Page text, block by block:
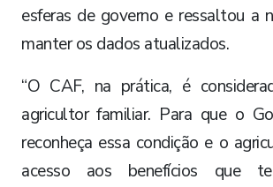
esferas de governo e ressaltou a
manter os dados atualizados.
“O CAF, na prática, é
agricultor familiar. Para que o
reconheça essa condição e o
acesso aos benefícios que